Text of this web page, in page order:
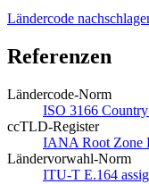
Ländercode
Referenzen
Ländercode-Norm
ISO 3166
ccTLD-Register
IANA Root Zone
Ländervorwahl-Norm
ITU-T E.164